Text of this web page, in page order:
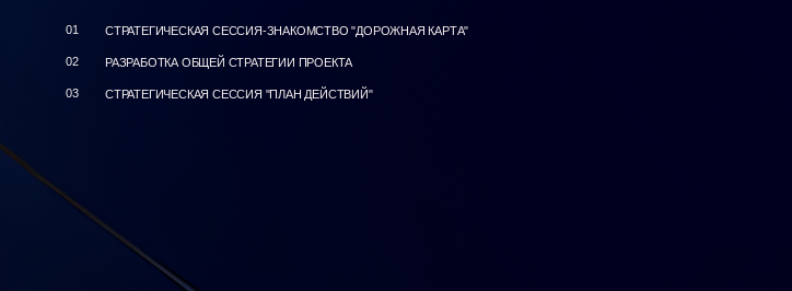
РАЗРАБОТКА ОБЩЕЙ СТРАТЕГИИ ПРОЕКТА
02
01
03
СТРАТЕГИЧЕСКАЯ СЕССИЯ-ЗНАКОМСТВО "ДОРОЖНАЯ КАРТА"
СТРАТЕГИЧЕСКАЯ СЕССИЯ "ПЛАН ДЕЙСТВИЙ"